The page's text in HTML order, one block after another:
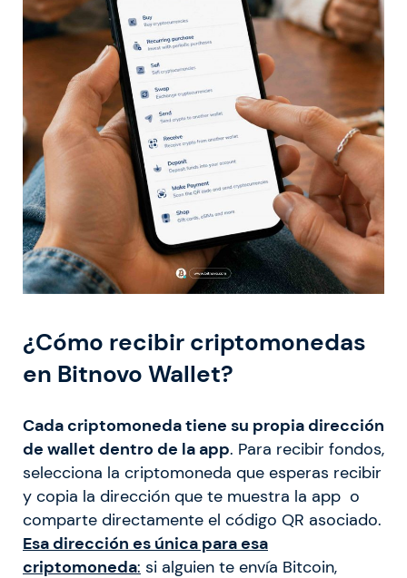
¿Cómo recibir criptomonedas
en Bitnovo Wallet?
Cada criptomoneda tiene su propia dirección
de wallet dentro de la app. Para recibir fondos,
selecciona la criptomoneda que esperas recibir
y copia la dirección que te muestra la app o
comparte directamente el código QR asociado.
Esa dirección es única para esa
criptomoneda: si alguien te envía Bitcoin,